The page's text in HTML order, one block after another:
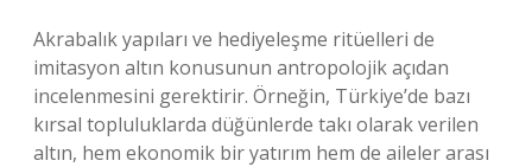
Akrabalık yapıları ve hediyeleşme ritüelleri de
imitasyon altın konusunun antropolojik açıdan
incelenmesini gerektirir. Örneğin, Türkiye’de bazı
kırsal topluluklarda düğünlerde takı olarak verilen
altın, hem ekonomik bir yatırım hem de aileler arası